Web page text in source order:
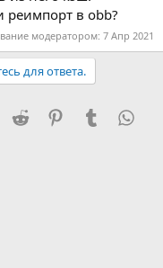
реимпорт в obb?
модератором: 7 Апр 2021
для ответа.
Reddit PinterestTumblr